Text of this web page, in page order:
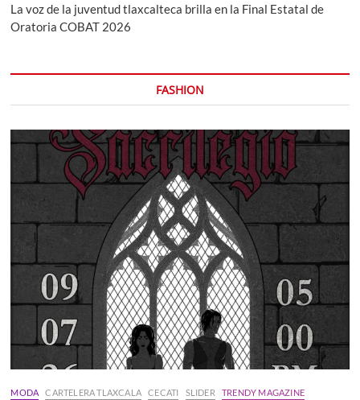
La voz de la juventud tlaxcalteca brilla en la Final Estatal de
Oratoria COBAT 2026
FASHION
MODA CARTELERA TLAXCALA CECATI SLIDER TRENDY MAGAZINE